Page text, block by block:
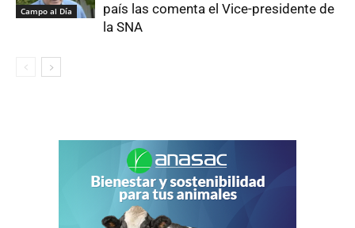
Campo al Día
país las comenta el Vice-presidente de
la SNA